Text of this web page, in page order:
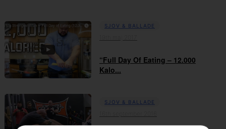
SJOV & BALLADE
“Full Day Of Eating – 12.000
Kalo...
SJOV & BALLADE